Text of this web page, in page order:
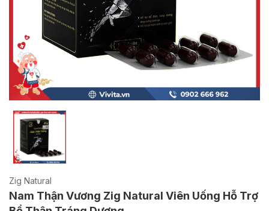
Zig Natural
Nam Thận Vương Zig Natural Viên Uống Hỗ Trợ